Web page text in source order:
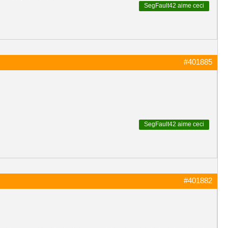
SegFault42 aime ceci
#401885
SegFault42 aime ceci
#401882